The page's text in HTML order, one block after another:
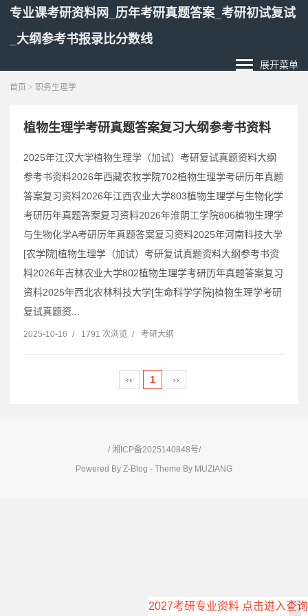
专业课考研资料网_历年考研真题答案_考研初试复试
_大纲参考书报录比分数线
展开菜单
首页 > 职务生理学
植物生理学考研真题答案复习大纲参考书资料
2025年江汉大学植物生理学（加试）考研复试真题资料大纲
参考书资料2026年西藏农牧学院702植物生理学考研历年真题
答案复习资料2026年江西农业大学803植物生理学与生物化学
考研历年真题答案复习资料2026年淮阴工学院806植物生理学
与生物化学A考研历年真题答案复习资料2025年河南科技大学
[农学院]植物生理学（加试）考研复试真题资料大纲参考书资
料2026年吉林农业大学802植物生理学考研历年真题答案复习
资料2025年西北农林科技大学[生命科学学院]植物生理学考研
复试真题资...
2025-10-16 / 1791 次浏览 / 考研大纲
‹‹ 1 ››
/ 湘ICP备2025140848号/
Powered By Z-Blog - Theme By MUZIANG
2027考研专业资料 点击进入查询
×